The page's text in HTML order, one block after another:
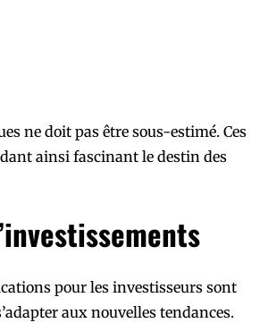
ne doit pas être sous-estimé. Ces
ainsi fascinant le destin des
pour les investisseurs sont
aux nouvelles tendances.